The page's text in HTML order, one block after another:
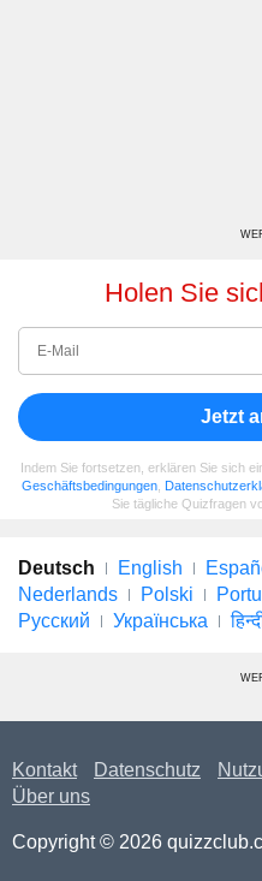
Holen Sie
Jetzt
Indem Sie fortsetzen, erklären Sie sich
Geschäftsbedingungen
Sie tägliche Quizfragen
Deutsch English
Nederlands
Polski
Русский
Українська
Kontakt Datenschutz
Über uns
Copyright © 2026